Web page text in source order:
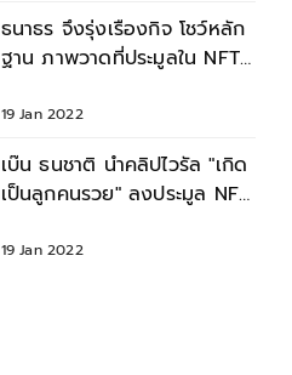
ธนาธร จึงรุ่งเรืองกิจ โชว์หลัก
ฐาน ภาพวาดที่ประมูลใน NFT
19 Jan 2022
เบ๊น ธนชาติ นำคลิปไวรัล "เกิด
เป็นลูกคนรวย" ลงประมูล NFT
19 Jan 2022